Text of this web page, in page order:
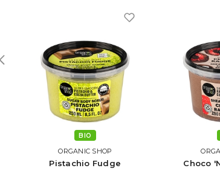
ORGANIC SHOP
Pistachio Fudge
ORGANIC SHOP
Choco 'N' Raspberry